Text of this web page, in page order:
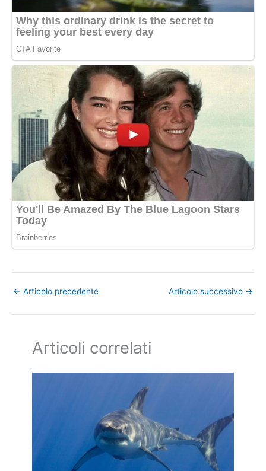
← Articolo precedente Articolo successivo →
Articoli correlati